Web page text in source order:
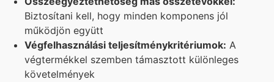
Biztosítani kell, hogy minden komponens jól
működjön együtt
Végfelhasználási teljesítménykritériumok: A
végtermékkel szemben támasztott különleges
követelmények